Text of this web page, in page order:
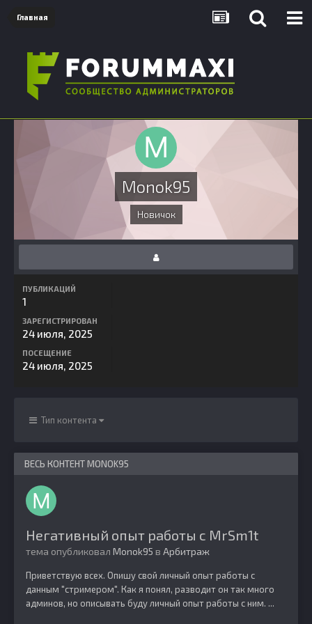
Главная
Monok95
Новичок
ПУБЛИКАЦИЙ
1
ЗАРЕГИСТРИРОВАН
24 июля, 2025
ПОСЕЩЕНИЕ
24 июля, 2025
Тип контента
ВЕСЬ КОНТЕНТ MONOK95
Негативный опыт работы с MrSm1t
тема опубликовал Monok95 в Арбитраж
Приветствую всех. Опишу свой личный опыт работы с
данным "стримером". Как я понял, разводит он так много
админов, но описывать буду личный опыт работы с ним. ...